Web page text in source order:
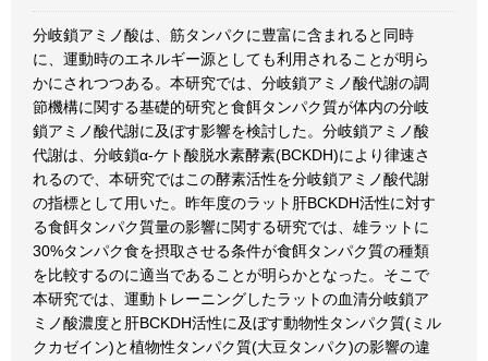
分岐鎖アミノ酸は、筋タンパクに豊富に含まれると同時
に、運動時のエネルギー源としても利用されることが明ら
かにされつつある。本研究では、分岐鎖アミノ酸代謝の調
節機構に関する基礎的研究と食餌タンパク質が体内の分岐
鎖アミノ酸代謝に及ぼす影響を検討した。分岐鎖アミノ酸
代謝は、分岐鎖α-ケト酸脱水素酵素(BCKDH)により律速さ
れるので、本研究ではこの酵素活性を分岐鎖アミノ酸代謝
の指標として用いた。昨年度のラット肝BCKDH活性に対す
る食餌タンパク質量の影響に関する研究では、雄ラットに
30%タンパク食を摂取させる条件が食餌タンパク質の種類
を比較するのに適当であることが明らかとなった。そこで
本研究では、運動トレーニングしたラットの血清分岐鎖ア
ミノ酸濃度と肝BCKDH活性に及ぼす動物性タンパク質(ミル
クカゼイン)と植物性タンパク質(大豆タンパク)の影響の違